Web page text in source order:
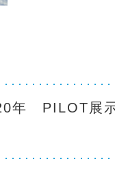
年 PILOT展